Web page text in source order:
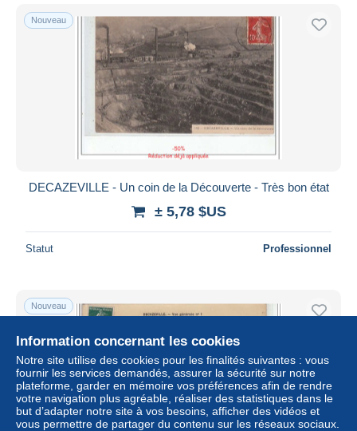
Nouveau
DECAZEVILLE - Un coin de la Découverte - Très bon état
± 5,78 $US
Statut Professionnel
Nouveau
Information concernant les cookies
Notre site utilise des cookies pour les finalités suivantes : vous
fournir les services demandés, assurer la sécurité sur notre
plateforme, garder en mémoire vos préférences afin de rendre
votre navigation plus agréable, réaliser des statistiques dans le
but d’adapter notre site à vos besoins, afficher des vidéos et
vous permettre de partager du contenu sur les réseaux sociaux.